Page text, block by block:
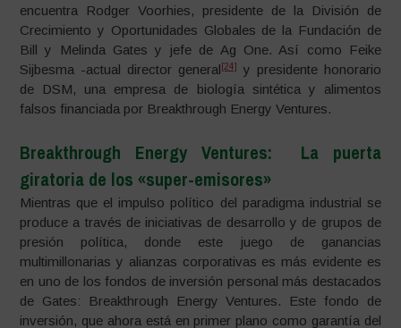
encuentra Rodger Voorhies, presidente de la División de
Crecimiento y Oportunidades Globales de la Fundación de
Bill y Melinda Gates y jefe de Ag One. Así como Feike
Sijbesma -actual director general [24]
y presidente honorario
de DSM, una empresa de biología sintética y alimentos
falsos financiada por Breakthrough Energy Ventures.
Breakthrough Energy Ventures: La puerta
giratoria de los «super-emisores»
Mientras que el impulso político del paradigma industrial se
produce a través de iniciativas de desarrollo y de grupos de
presión política, donde este juego de ganancias
multimillonarias y alianzas corporativas es más evidente es
en uno de los fondos de inversión personal más destacados
de Gates: Breakthrough Energy Ventures. Este fondo de
inversión, que ahora está en primer plano como garantía del